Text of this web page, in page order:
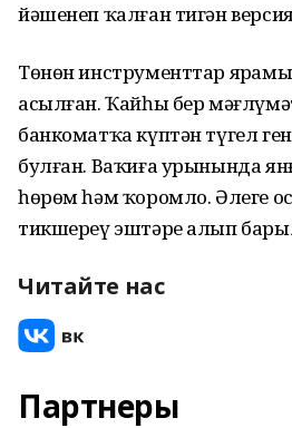
йәшенеп ҡалған тигән
Төнөн инструменттар
асылған. Ҡайһы бер
банкоматҡа күптән түгел
булған. Ваҡиға урынында
һөрөм һәм ҡоромло. Әлеге
тикшереү эштәре алып
Читайте нас
Партнеры